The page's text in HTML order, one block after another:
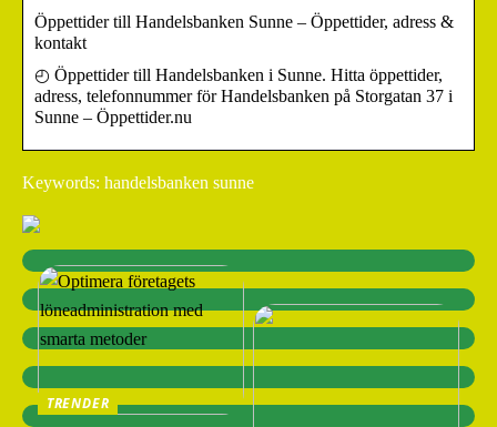
Öppettider till Handelsbanken Sunne – Öppettider, adress &
kontakt
◴ Öppettider till Handelsbanken i Sunne. Hitta öppettider,
adress, telefonnummer för Handelsbanken på Storgatan 37 i
Sunne – Öppettider.nu
Keywords: handelsbanken sunne
TRENDER